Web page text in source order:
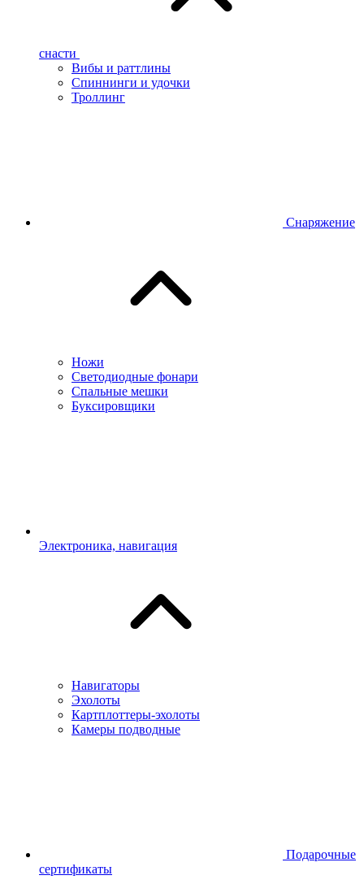
снасти
Вибы и раттлины
Спиннинги и удочки
Троллинг
Снаряжение
Ножи
Светодиодные фонари
Спальные мешки
Буксировщики
Электроника, навигация
Навигаторы
Эхолоты
Картплоттеры-эхолоты
Камеры подводные
Подарочные
сертификаты